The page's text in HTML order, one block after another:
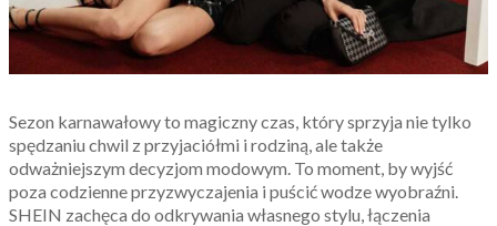
Sezon karnawałowy to magiczny czas, który sprzyja nie tylko
spędzaniu chwil z przyjaciółmi i rodziną, ale także
odważniejszym decyzjom modowym. To moment, by wyjść
poza codzienne przyzwyczajenia i puścić wodze wyobraźni.
SHEIN zachęca do odkrywania własnego stylu, łączenia